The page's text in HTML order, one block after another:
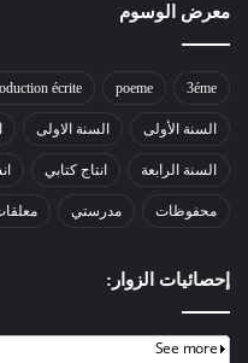
معرض الوسوم
3éme
poeme
écrite
السنة الأولى السنة الاولى
السنة الرابعة انتاج كتابي
محفوظات مدرستي
إحصائيات الزوار: